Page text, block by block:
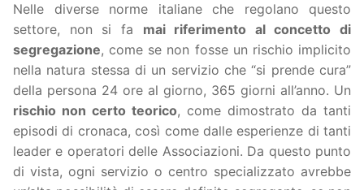
Nelle diverse norme italiane che regolano questo
settore, non si fa mai riferimento al concetto di
segregazione, come se non fosse un rischio implicito
nella natura stessa di un servizio che “si prende cura”
della persona 24 ore al giorno, 365 giorni all’anno. Un
rischio non certo teorico, come dimostrato da tanti
episodi di cronaca, così come dalle esperienze di tanti
leader e operatori delle Associazioni. Da questo punto
di vista, ogni servizio o centro specializzato avrebbe